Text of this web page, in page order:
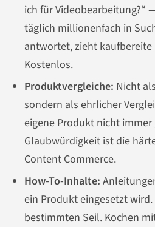
ich für Videobearbeitung?“
täglich millionenfach in
antwortet, zieht kaufbereite
Kostenlos.
Produktvergleiche: Nicht
sondern als ehrlicher
eigene Produkt nicht
Glaubwürdigkeit ist die
Content Commerce.
How-To-Inhalte:
ein Produkt eingesetzt
bestimmten Seil. Kochen